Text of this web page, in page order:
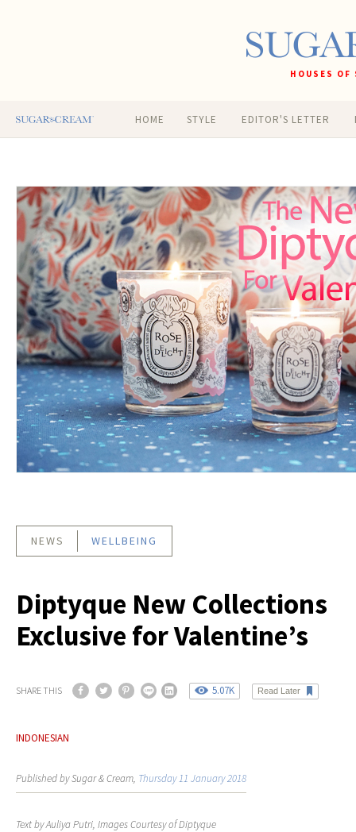
HOUSES
HOME STYLE EDITOR'S LETTER
NEWS WELLBEING
Diptyque New Collections
Exclusive for Valentine’s
SHARE THIS 5.07K Read Later
INDONESIAN
Published by Sugar & Cream, Thursday 11 January 2018
Text by Auliya Putri, Images Courtesy of Diptyque